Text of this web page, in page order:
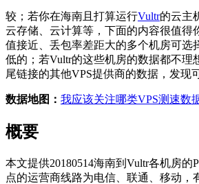
较；若你在海南且打算运行Vultr的云主
云存储、云计算等，下面的内容很值得
值接近、丢包率差距大的多个机房可选
低的；若Vultr的这些机房的数据都不理
尾链接的其他VPS提供商的数据，发现
数据地图： 我应该关注哪类VPS测速数
概要
本文提供20180514海南到Vultr各机房的
点的运营商线路为电信、联通、移动，